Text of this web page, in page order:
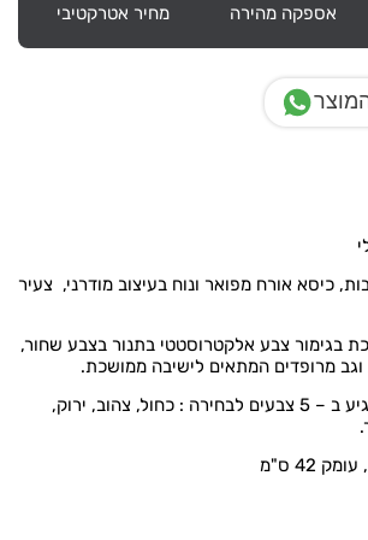
אספקה מהירה מחיר אטרקטיבי
כיסא אורח מפואר ונוח בעיצוב מודרני, צעיר
בגימור צבע אלקטרוסטטי בתנור בצבע שחור,
מרופדים המתאים לישיבה ממושכת.
כיסא אירוח נאפולי מגיע ב – 5 צבעים לבחירה : כחול, צהוב, ירוק,